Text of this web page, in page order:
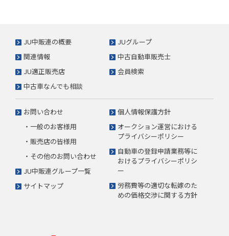
JU中販連の概要
JUグループ
関連情報
中古自動車販売士
JU適正販売店
会員検索
中古車なんでも相談
お問い合わせ
・一般のお客様用
・販売店の皆様用
・その他のお問い合わせ
JU中販連グループ一覧
サイトマップ
個人情報保護方針
オークション運営における
プライバシーポリシー
自動車の登録申請業務等に
おけるプライバシーポリシ
ー
労務費等の適切な転嫁のた
めの価格交渉に関する方針